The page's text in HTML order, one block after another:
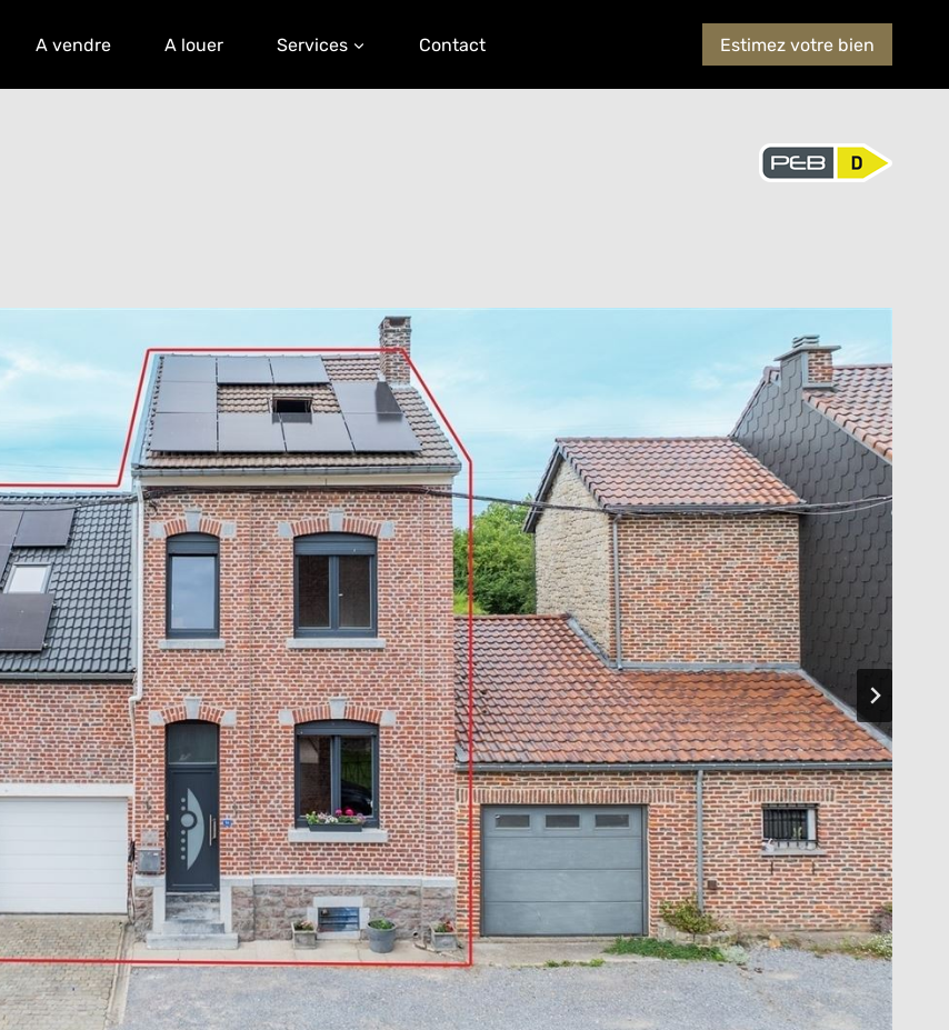
A vendre A louer Services Contact Estimez votre bien